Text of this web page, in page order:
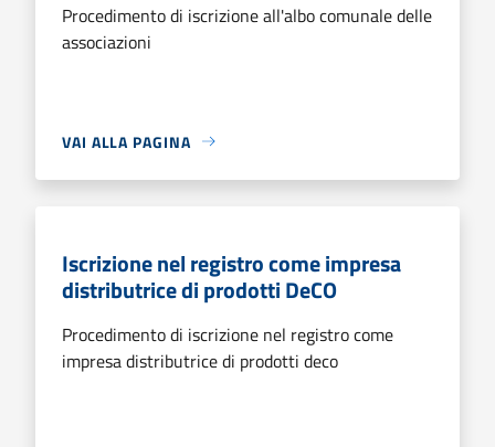
Procedimento di iscrizione all'albo comunale delle
associazioni
VAI ALLA PAGINA
Iscrizione nel registro come impresa
distributrice di prodotti DeCO
Procedimento di iscrizione nel registro come
impresa distributrice di prodotti deco